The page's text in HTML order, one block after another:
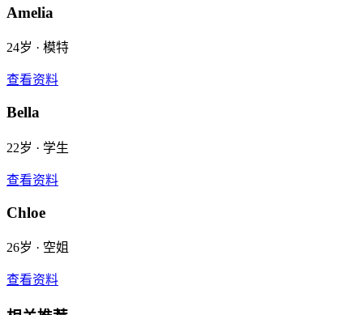
Amelia
24岁 · 模特
查看资料
Bella
22岁 · 学生
查看资料
Chloe
26岁 · 空姐
查看资料